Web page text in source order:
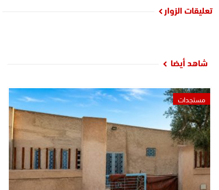
تعليقات الزوار
شاهد أيضا
مستجدات